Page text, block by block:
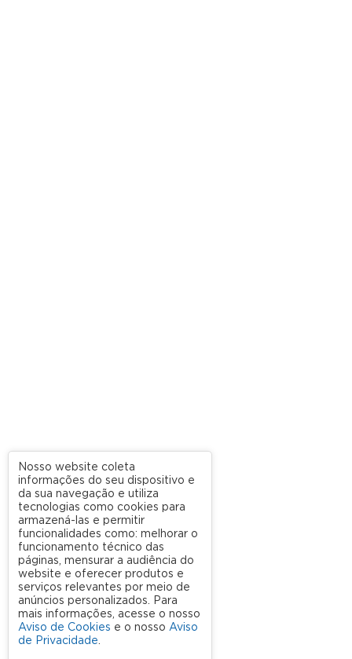
Nosso website coleta
informações do seu dispositivo e
da sua navegação e utiliza
tecnologias como cookies para
armazená-las e permitir
funcionalidades como: melhorar o
funcionamento técnico das
páginas, mensurar a audiência do
website e oferecer produtos e
serviços relevantes por meio de
anúncios personalizados. Para
mais informações, acesse o nosso
Aviso de Cookies e o nosso Aviso
de Privacidade.